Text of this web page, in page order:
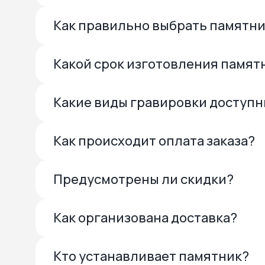
Как правильно выбрать
Какой срок изготовления
Какие виды гравировки
Как происходит оплата заказа?
Предусмотрены ли скидки?
Как организована доставка?
Кто устанавливает памятник?